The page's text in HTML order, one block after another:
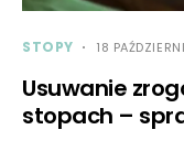
STOPY 18
Usuwanie
stopach –